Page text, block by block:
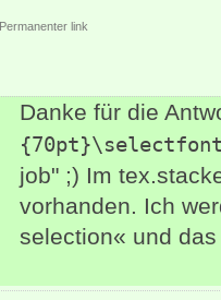
Permanenter link
Danke für die
{70pt}\selectfont
job" ;) Im
vorhanden. Ich
selection« und